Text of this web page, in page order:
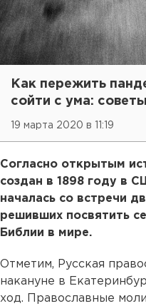
Как пережить
сойти с ума:
19 марта 2020 в 11:19
Согласно открытым
создан в 1898 году в
началась со встречи
решивших посвятить
Библии в мире.
Отметим, Русская
накануне в
ход. Православные